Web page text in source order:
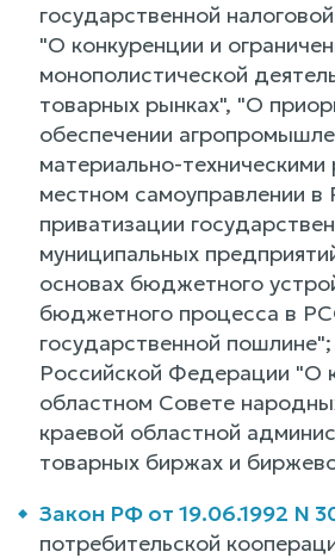
государственной
"О конкуренции и
монополистической
товарных рынках", "О
обеспечении
материально-
местном самоуправлении
приватизации
муниципальных
основах бюджетного
бюджетного процесса в
государственной
Российской Федерации "О
областном Совете
краевой областной
товарных биржах и
Закон РФ от 19.06.1992 N
потребительской